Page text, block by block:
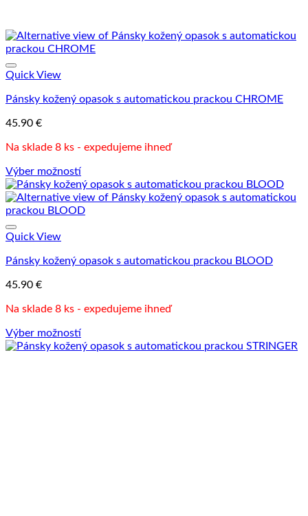
Quick View
Pánsky kožený opasok s automatickou prackou CHROME
45.90 €
Na sklade 8 ks - expedujeme ihneď
Výber možností
Tento
produkt
má
viacero
variantov.
si
vybrať
stránke
produktu.
Quick View
Pánsky kožený opasok s automatickou prackou BLOOD
45.90 €
Na sklade 8 ks - expedujeme ihneď
Výber možností
Tento